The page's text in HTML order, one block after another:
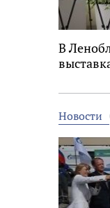
В
Новости